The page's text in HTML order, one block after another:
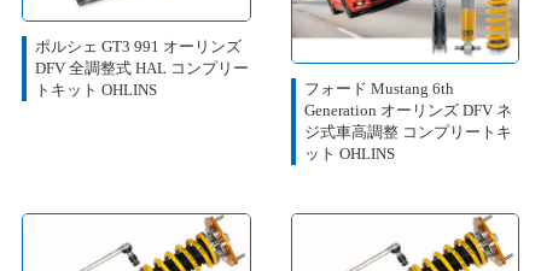
ポルシェ GT3 991 オーリンズ
DFV 全調整式 HAL コンプリー
トキット OHLINS
フォード Mustang 6th
Generation オーリンズ DFV ネ
ジ式車高調整 コンプリートキ
ット OHLINS